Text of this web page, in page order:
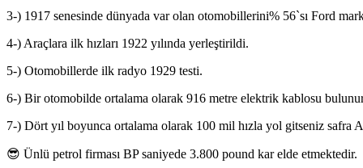
3-) 1917 senesinde dünyada var olan otomobillerini% 56`sı Ford
4-) Araçlara ilk hızları 1922 yılında yerleştirildi.
5-) Otomobillerde ilk radyo 1929 testi.
6-) Bir otomobilde ortalama olarak 916 metre elektrik kablosu
7-) Dört yıl boyunca ortalama olarak 100 mil hızla yol gitseniz safra
😎 Ünlü petrol firması BP saniyede 3.800 pound kar elde etmektedir.